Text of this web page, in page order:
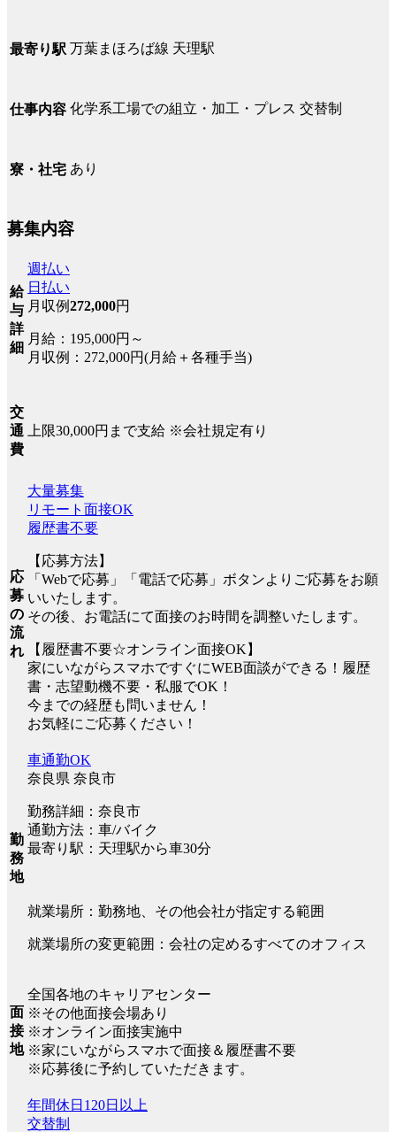
最寄り駅 万葉まほろば線 天理駅
仕事内容 化学系工場での組立・加工・プレス 交替制
寮・社宅 あり
募集内容
給
与
詳
細
週払い
日払い
月収例272,000円
月給：195,000円～
月収例：272,000円(月給＋各種手当)
交
通
費
上限30,000円まで支給 ※会社規定有り
応
募
の
流
れ
大量募集
リモート面接OK
履歴書不要
【応募方法】
「Webで応募」「電話で応募」ボタンよりご応募をお願
いいたします。
その後、お電話にて面接のお時間を調整いたします。
【履歴書不要☆オンライン面接OK】
家にいながらスマホですぐにWEB面談ができる！履歴
書・志望動機不要・私服でOK！
今までの経歴も問いません！
お気軽にご応募ください！
勤
務
地
車通勤OK
奈良県 奈良市
勤務詳細：奈良市
通勤方法：車/バイク
最寄り駅：天理駅から車30分
就業場所：勤務地、その他会社が指定する範囲
就業場所の変更範囲：会社の定めるすべてのオフィス
面
接
地
全国各地のキャリアセンター
※その他面接会場あり
※オンライン面接実施中
※家にいながらスマホで面接＆履歴書不要
※応募後に予約していただきます。
年間休日120日以上
交替制